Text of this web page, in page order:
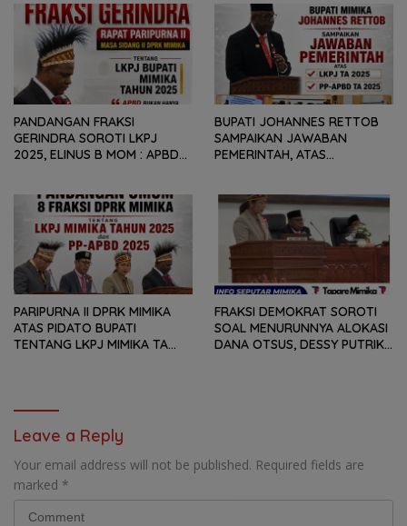
PENURUNAN FISKAL DAERAH
KEPADA PEMERINTAH DAERAH
PANDANGAN FRAKSI
GERINDRA SOROTI LKPJ
2025, ELINUS B MOM : APBD
TETAPI SEJAUH MANA
MAMPU MENJAWAB
KEBUTUHAN MASYARAKAT
BUPATI JOHANNES RETTOB
SAMPAIKAN JAWABAN
PEMERINTAH, ATAS
DAN RANPERDA PP- APBD
TAHUN ANGGARAN 2025
PARIPURNA II DPRK MIMIKA
ATAS PIDATO BUPATI
TENTANG LKPJ MIMIKA TA
FRAKSI DEMOKRAT SOROTI
SOAL MENURUNNYA ALOKASI
DANA OTSUS, DESSY PUTRIKA
Leave a Reply
Your email address will not be published. Required fields are
marked *